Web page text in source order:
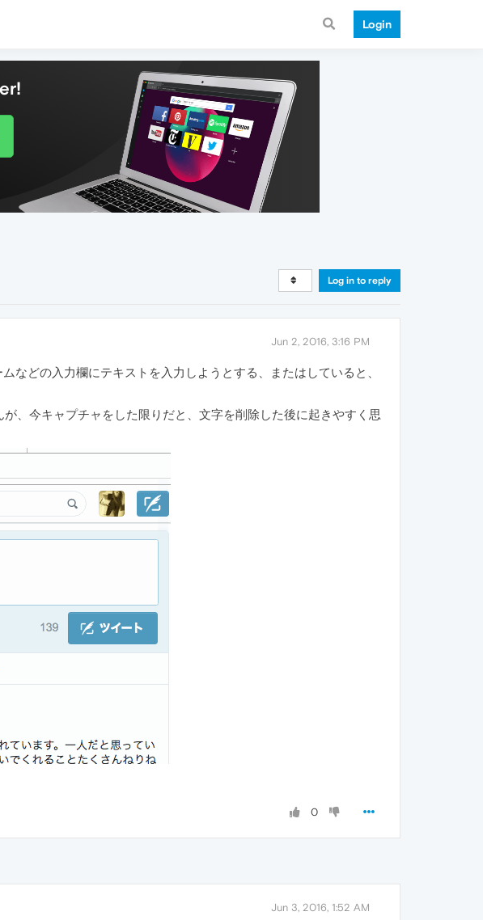
Login
Log in to reply
Jun 2, 2016, 3:16 PM
などの入力欄にテキストを入力しようとする、またはしていると、
、今キャプチャをした限りだと、文字を削除した後に起きやすく思
0
Jun 3, 2016, 1:52 AM